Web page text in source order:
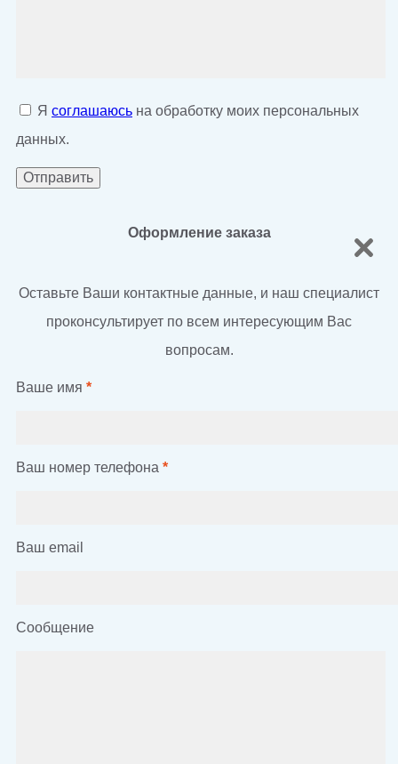
Я соглашаюсь на обработку моих персональных
данных.
Оформление заказа
Оставьте Ваши контактные данные, и наш специалист
проконсультирует по всем интересующим Вас
вопросам.
Ваше имя *
Ваш номер телефона *
Ваш email
Сообщение